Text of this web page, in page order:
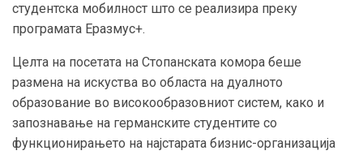
студентска мобилност што се реализира преку
програмата Еразмус+.
Целта на посетата на Стопанската комора беше
размена на искуства во областа на дуалното
образование во високообразовниот систем, како и
запознавање на германските студентите со
функционирањето на најстарата бизнис-организација